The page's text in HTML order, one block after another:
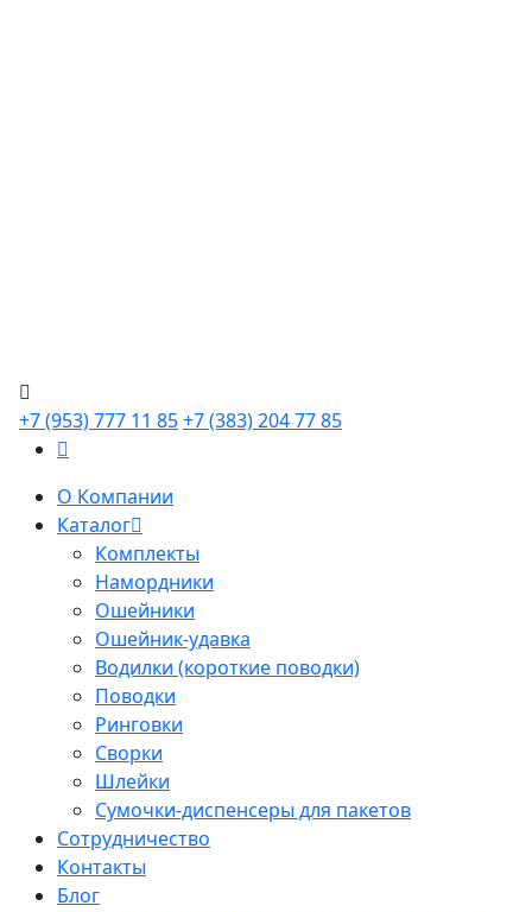
+7 (953) 777 11 85+7 (383) 204 77 85
О Компании
Каталог
Комплекты
Намордники
Ошейники
Ошейник-удавка
Водилки (короткие поводки)
Поводки
Ринговки
Сворки
Шлейки
Сумочки-диспенсеры для пакетов
Сотрудничество
Контакты
Блог